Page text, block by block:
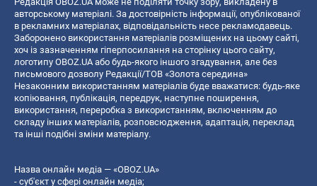
авторському матеріалі. За достовірність інформації, опублікованої
в рекламних матеріалах, відповідальність несе рекламодавець.
Заборонено використання матеріалів розміщених на цьому сайті,
хоч із зазначенням гіперпосилання на сторінку цього сайту,
логотипу OBOZ.UA або будь-якого іншого згадування, але без
письмового дозволу Редакції/ТОВ «Золота середина»
Незаконним використанням матеріалів буде вважатися: будь-яке
копiювання, публiкацiя, передрук, наступне поширення,
використання, переробка з використанням, включенням до
складу інших матеріалів, розповсюдження, адаптація, переклад
та інші подібні зміни матеріалу.
Назва онлайн медіа — «OBOZ.UA»
- суб'єкт у сфері онлайн медіа;